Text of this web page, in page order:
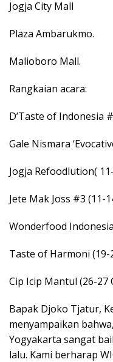
Jogja City Mall
Plaza Ambarukmo.
Malioboro Mall.
Rangkaian acara:
D’Taste of Indonesia
Gale Nismara
Jogja Refoodlution(
Jete Mak Joss #3 (11-
Wonderfood
Taste of Harmoni (19-
Cip Icip Mantul (26-27
Bapak Djoko Tjatur,
menyampaikan
Yogyakarta sangat
lalu. Kami berharap